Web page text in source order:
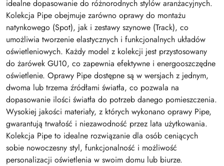
idealne dopasowanie do różnorodnych stylów aranżacyjnych.
Kolekcja Pipe obejmuje zarówno oprawy do montażu
natynkowego (Spot), jak i zestawy szynowe (Track), co
umożliwia tworzenie elastycznych i funkcjonalnych układów
oświetleniowych. Każdy model z kolekcji jest przystosowany
do żarówek GU10, co zapewnia efektywne i energooszczędne
oświetlenie. Oprawy Pipe dostępne są w wersjach z jednym,
dwoma lub trzema źródłami światła, co pozwala na
dopasowanie ilości światła do potrzeb danego pomieszczenia.
Wysokiej jakości materiały, z których wykonano oprawy Pipe,
gwarantują trwałość i niezawodność przez lata użytkowania.
Kolekcja Pipe to idealne rozwiązanie dla osób ceniących
sobie nowoczesny styl, funkcjonalność i możliwość
personalizacji oświetlenia w swoim domu lub biurze.